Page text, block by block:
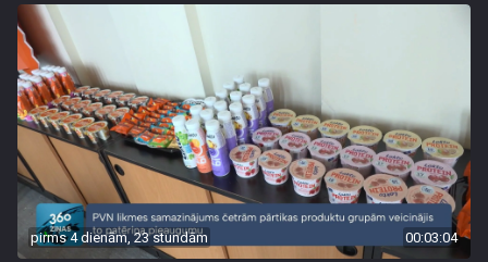
pirms 4 dienām, 23 stundām 00:03:04